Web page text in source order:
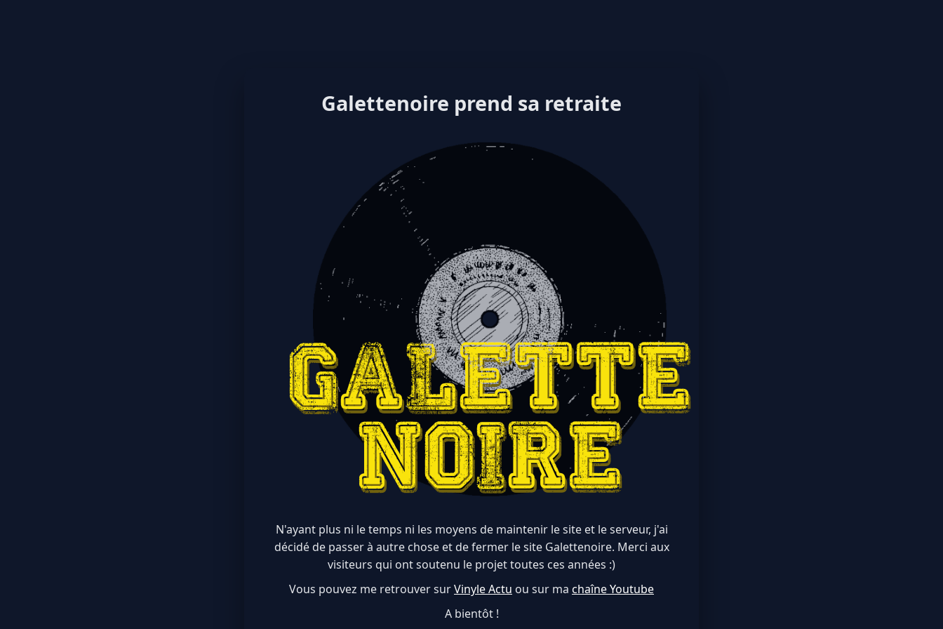
Galettenoire prend sa retraite
N'ayant plus ni le temps ni les moyens de maintenir le site et le serveur, j'ai
décidé de passer à autre chose et de fermer le site Galettenoire. Merci aux
visiteurs qui ont soutenu le projet toutes ces années :)
Vous pouvez me retrouver surVinyle Actu ou sur ma chaîne Youtube
A bientôt !